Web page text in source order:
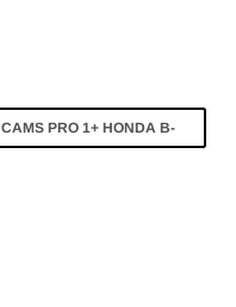
PRO 1+ HONDA B-